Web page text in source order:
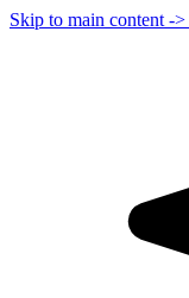
Skip to main content -